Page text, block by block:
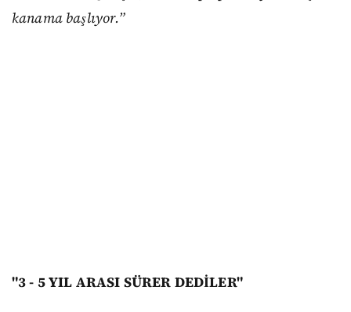
kanama başlıyor.”
"3 - 5 YIL ARASI SÜRER DEDİLER"